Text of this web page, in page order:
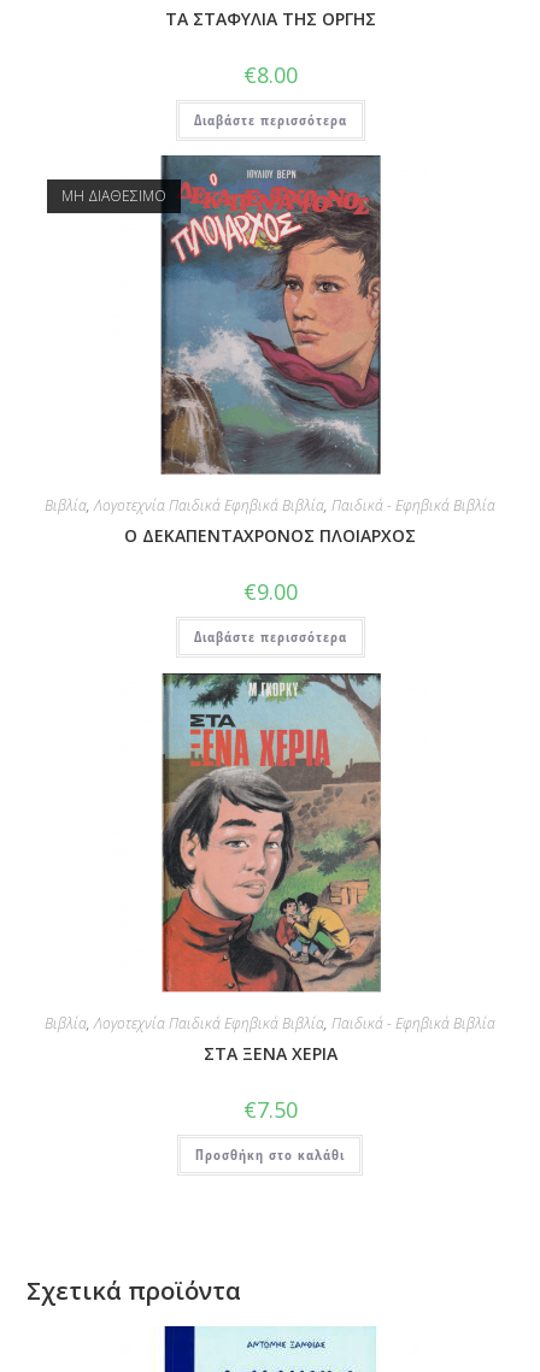
ΤΑ ΣΤΑΦΥΛΙΑ ΤΗΣ ΟΡΓΗΣ
€8.00
Διαβάστε περισσότερα
ΜΗ ΔΙΑΘΕΣΙΜΟ
Βιβλία,Λογοτεχνία Παιδικά Εφηβικά Βιβλία, Παιδικά - Εφηβικά Βιβλία
Ο ΔΕΚΑΠΕΝΤΑΧΡΟΝΟΣ ΠΛΟΙΑΡΧΟΣ
€9.00
Διαβάστε περισσότερα
Βιβλία,Λογοτεχνία Παιδικά Εφηβικά Βιβλία, Παιδικά - Εφηβικά Βιβλία
ΣΤΑ ΞΕΝΑ ΧΕΡΙΑ
€7.50
Προσθήκη στο καλάθι
Σχετικά προϊόντα